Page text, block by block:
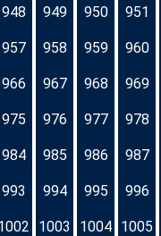
948 949 950 951
957 958 959 960
966 967 968 969
975 976 977 978
984 985 986 987
993 994 995 996
1003 1004 1005